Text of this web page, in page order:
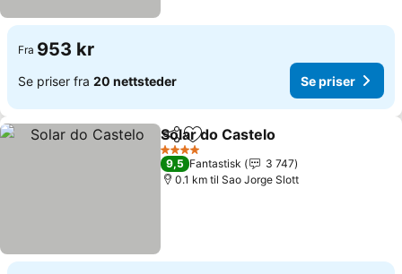
Fra 953 kr
Se priser fra 20 nettsteder Se priser
Del Legg til i favoritter
Solar do Castelo
4 Stjerner
9,5 Fantastisk
3 747
0.1 km til Sao Jorge Slott